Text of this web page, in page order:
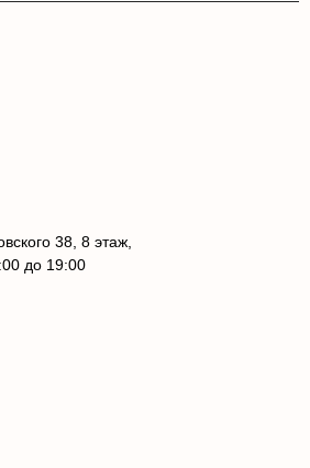
38, 8 этаж,
до 19:00